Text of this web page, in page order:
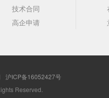
技术合同
高企申请
沪ICP备16052427号
Reserved.